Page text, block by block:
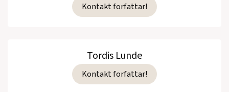
Kontakt forfattar!
Tordis Lunde
Kontakt forfattar!